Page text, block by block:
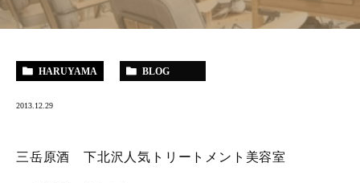
HARUYAMA BLOG
2013.12.29
三岳原酒 下北沢人気トリートメント美容室